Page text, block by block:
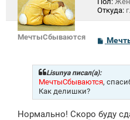
МечтыСбываются
Откуда:
С
б
е
н
Lisunya писал(а):
МечтыСбываются,
Как делишки?
Нормально! Скоро буду